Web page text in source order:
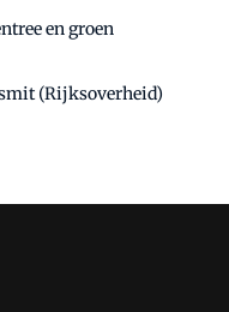
en groen
(Rijksoverheid)